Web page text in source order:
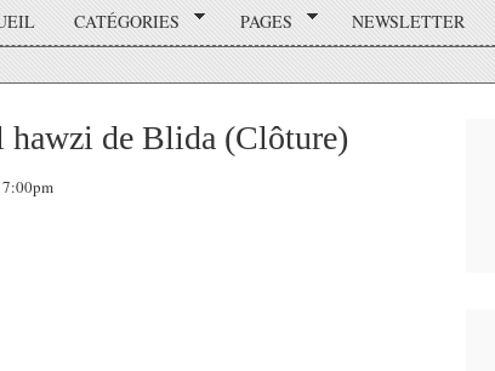
CATÉGORIES PAGES NEWSLETTER
hawzi de Blida (Clôture)